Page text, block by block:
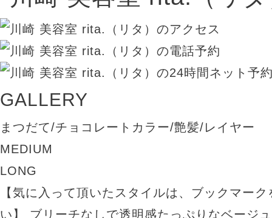
GALLERY
まつだて/チョコレートカラー/艶髪/レイヤー
MEDIUM
LONG
【気に入って頂いたスタイルは、ブックマー
い】 ブリーチなしで透明感たっぷりなベージ